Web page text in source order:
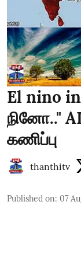
El nino
நினோ.."
கணிப்பு
thanthitv
Published on: 07